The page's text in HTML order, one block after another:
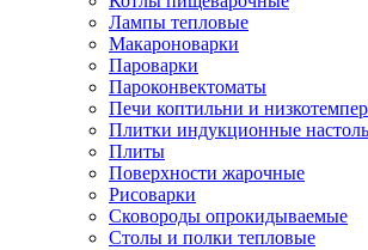
Лампы тепловые
Макароноварки
Пароварки
Пароконвектоматы
Печи коптильни и
Плитки индукционные
Плиты
Поверхности жарочные
Рисоварки
Сковороды опрокидываемые
Столы и полки тепловые